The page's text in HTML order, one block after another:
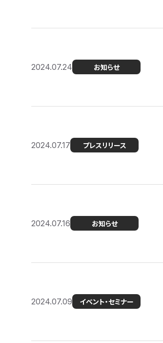
2024.07.24 お知らせ
2024.07.17 プレスリリース
2024.07.16 お知らせ
2024.07.09 イベント・セミナー